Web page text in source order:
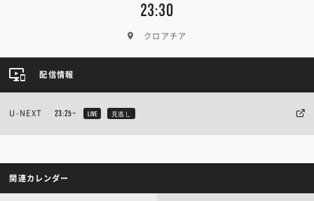
23:30
クロアチア
配信情報
U-NEXT 23:25~ LIVE 見逃し
関連カレンダー